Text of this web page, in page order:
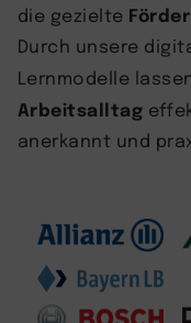
die gezielte
Durch unsere
Lernmodelle
Arbeitsalltag
anerkannt und